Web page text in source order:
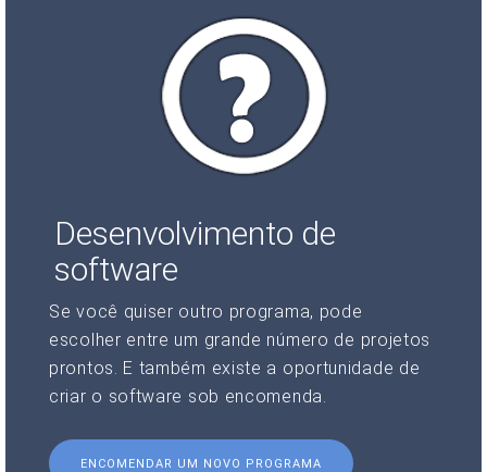
Desenvolvimento de
software
Se você quiser outro programa, pode
escolher entre um grande número de projetos
prontos. E também existe a oportunidade de
criar o software sob encomenda.
ENCOMENDAR UM NOVO PROGRAMA